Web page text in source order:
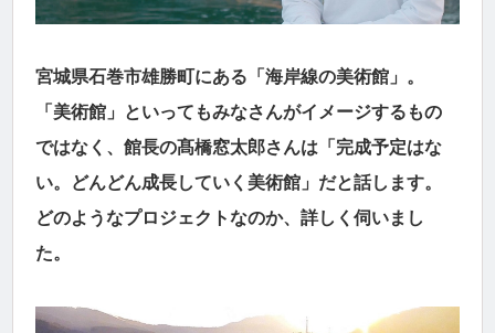
宮城県石巻市雄勝町にある「海岸線の美術館」。
「美術館」といってもみなさんがイメージするもの
ではなく、館長の髙橋窓太郎さんは「完成予定はな
い。どんどん成長していく美術館」だと話します。
どのようなプロジェクトなのか、詳しく伺いまし
た。